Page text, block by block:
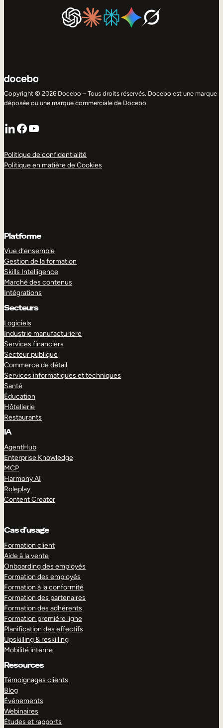
Copyright © 2026 Docebo – Tous droits réservés. Docebo est une marque
déposée ou une marque commerciale de Docebo.
LinkedIn
Facebook
YouTube
Politique de confidentialité
Politique en matière de Cookies
Platforme
Vue d’ensemble
Gestion de la formation
Skills Intelligence
Marché des contenus
Intégrations
Secteurs
Logiciels
Industrie manufacturiere
Services financiers
Secteur publique
Commerce de détail
Services informatiques et techniques
Santé
Éducation
Hôtellerie
Restaurants
IA
AgentHub
Enterprise Knowledge
MCP
Harmony AI
Roleplay
Content Creator
Cas d’usage
Formation client
Aide à la vente
Onboarding des employés
Formation des employés
Formation à la conformité
Formation des partenaires
Formation des adhérents
Formation première ligne
Planification des effectifs
Upskilling & reskilling
Mobilité interne
Resources
Témoignages clients
Blog
Événements
Webinaires
Études et rapports